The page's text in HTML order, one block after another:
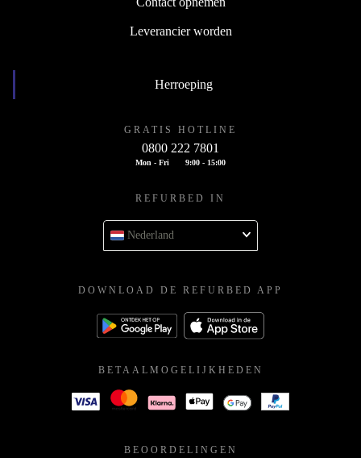
Leverancier worden
Herroeping
GRATIS HOTLINE
0800 222 7801
Mon - Fri 9:00 - 15:00
REFURBED IN
Nederland
DOWNLOAD DE REFURBED APP
BETAALMOGELIJKHEDEN
BEOORDELINGEN